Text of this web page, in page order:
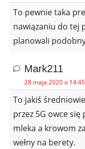
To pewnie taka
nawiązaniu do tej
planowali
Mark211
28 maja 2020 o 14:45
To jakiś
przez 5G owce
mleka a krowom
wełny na berety.